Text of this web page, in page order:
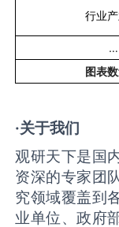
行业
图表
·关于我们
观研天下是国
资深的专家团
究领域覆盖到
业单位、政府